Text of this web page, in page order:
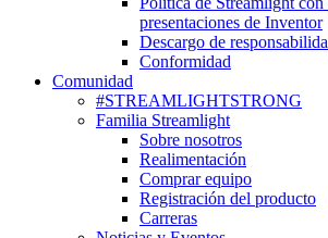
presentaciones de Inventor
Descargo de
Conformidad
Comunidad
#STREAMLIGHTSTRONG
Familia Streamlight
Sobre nosotros
Realimentación
Comprar equipo
Registración del producto
Carreras